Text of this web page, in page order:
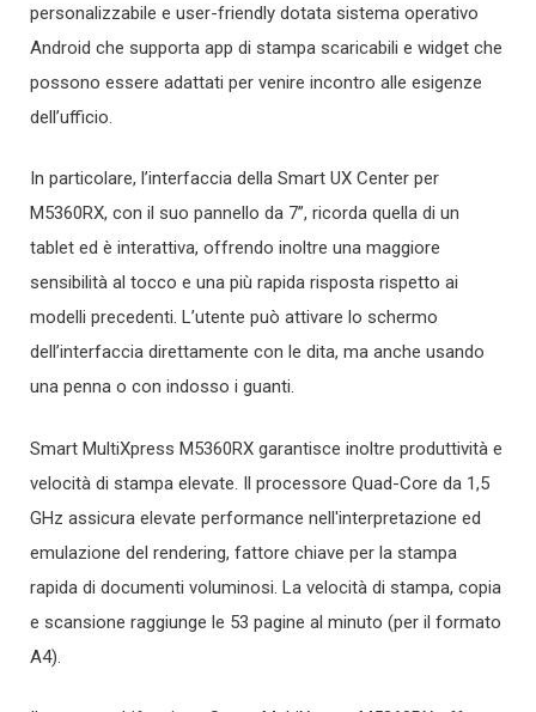
personalizzabile e user-friendly dotata sistema operativo
Android che supporta app di stampa scaricabili e widget che
possono essere adattati per venire incontro alle esigenze
dell’ufficio.
In particolare, l’interfaccia della Smart UX Center per
M5360RX, con il suo pannello da 7”, ricorda quella di un
tablet ed è interattiva, offrendo inoltre una maggiore
sensibilità al tocco e una più rapida risposta rispetto ai
modelli precedenti. L’utente può attivare lo schermo
dell’interfaccia direttamente con le dita, ma anche usando
una penna o con indosso i guanti.
Smart MultiXpress M5360RX garantisce inoltre produttività e
velocità di stampa elevate. Il processore Quad-Core da 1,5
GHz assicura elevate performance nell'interpretazione ed
emulazione del rendering, fattore chiave per la stampa
rapida di documenti voluminosi. La velocità di stampa, copia
e scansione raggiunge le 53 pagine al minuto (per il formato
A4).